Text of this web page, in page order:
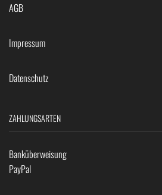
AGB
Impressum
Datenschutz
ZAHLUNGSARTEN
Banküberweisung
PayPal